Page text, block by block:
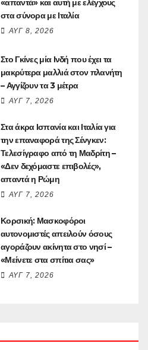
«απαντά» και αυτή με ελέγχους
στα σύνορα με Ιταλία
ΑΥΓ 8, 2026
Στο Γκίνες μία Ινδή που έχει τα
μακρύτερα μαλλιά στον πλανήτη
– Αγγίζουν τα 3 μέτρα
ΑΥΓ 7, 2026
Στα άκρα Ισπανία και Ιταλία για
την επαναφορά της Σένγκεν:
Τελεσίγραφο από τη Μαδρίτη –
«Δεν δεχόμαστε επιβολές»,
απαντά η Ρώμη
ΑΥΓ 7, 2026
Κορσική: Μασκοφόροι
αυτονομιστές απειλούν όσους
αγοράζουν ακίνητα στο νησί –
«Μείνετε στα σπίτια σας»
ΑΥΓ 7, 2026